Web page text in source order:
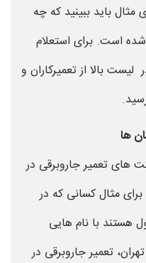
مثال باید ببینید که چه
است. برای استعلام
بالا از تعمیرکاران و
ها
های تعمیر جاروبرقی در
مثال کسانی که در
هستند با نام هایی
تعمیر جاروبرقی در